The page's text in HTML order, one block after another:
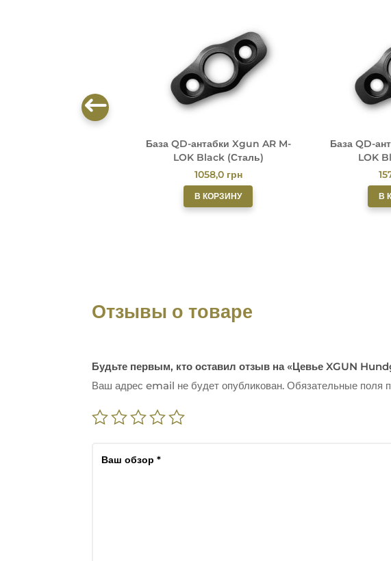
База QD-антабки Xgun AR M-
LOK Black (Сталь)
1058,0 грн
В КОРЗИНУ
База QD-
LOK
В
Отзывы о товаре
Будьте первым, кто оставил отзыв на «Цевье XGUN
Ваш адрес email не будет опубликован. Обязательные поля